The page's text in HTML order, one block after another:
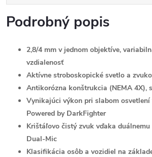
Podrobný popis
2,8/4 mm v jednom objektíve,
vzdialenosť
Aktívne stroboskopické svetlo a
Antikorózna konštrukcia (NEMA 4X),
Vynikajúci výkon pri slabom
Powered by DarkFighter
Krištáľovo čistý zvuk vďaka
Dual-Mic
Klasifikácia osôb a vozidiel na